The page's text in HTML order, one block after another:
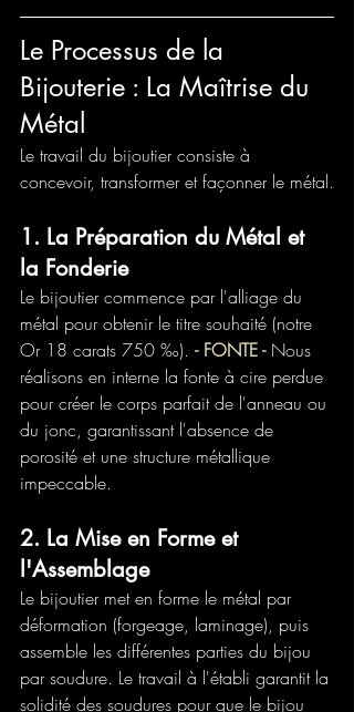
Le Processus de la
Bijouterie : La Maîtrise du
Métal
Le travail du bijoutier consiste à
concevoir, transformer et façonner le métal.
1. La Préparation du Métal et
la Fonderie
Le bijoutier commence par l'alliage du
métal pour obtenir le titre souhaité (notre
Or 18 carats 750 ‰). - FONTE - Nous
réalisons en interne la fonte à cire perdue
pour créer le corps parfait de l'anneau ou
du jonc, garantissant l'absence de
porosité et une structure métallique
impeccable.
2. La Mise en Forme et
l'Assemblage
Le bijoutier met en forme le métal par
déformation (forgeage, laminage), puis
assemble les différentes parties du bijou
par soudure. Le travail à l'établi garantit la
solidité des soudures pour que le bijou